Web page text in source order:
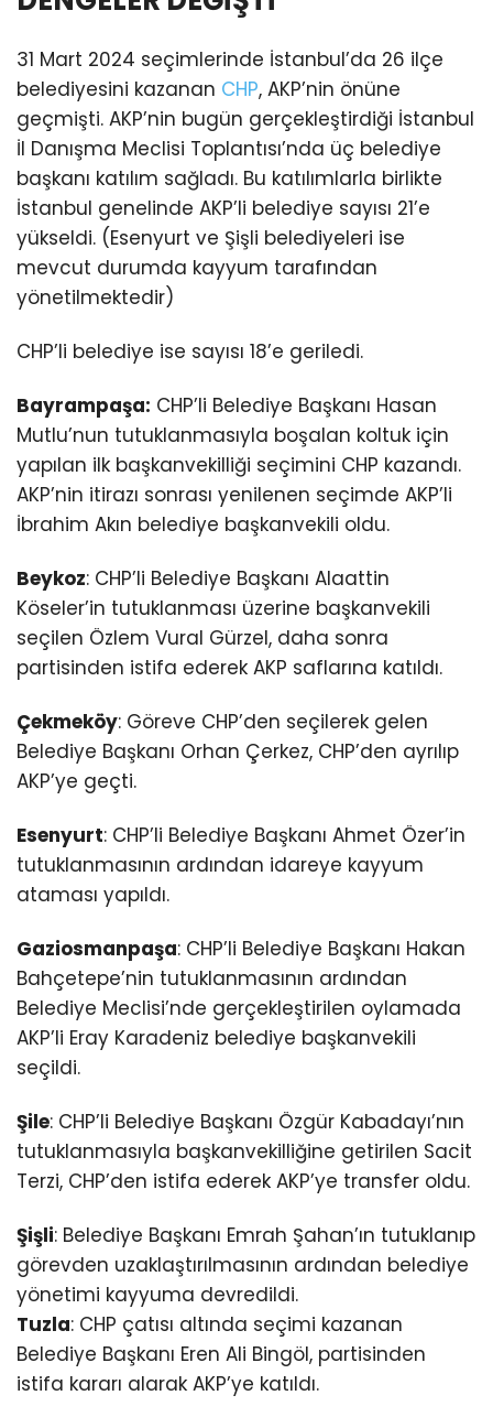
31 Mart 2024 seçimlerinde İstanbul’da 26 ilçe
belediyesini kazanan CHP, AKP’nin önüne
geçmişti. AKP’nin bugün gerçekleştirdiği İstanbul
İl Danışma Meclisi Toplantısı’nda üç belediye
başkanı katılım sağladı. Bu katılımlarla birlikte
İstanbul genelinde AKP’li belediye sayısı 21’e
yükseldi. (Esenyurt ve Şişli belediyeleri ise
mevcut durumda kayyum tarafından
yönetilmektedir)
CHP’li belediye ise sayısı 18’e geriledi.
Bayrampaşa: CHP’li Belediye Başkanı Hasan
Mutlu’nun tutuklanmasıyla boşalan koltuk için
yapılan ilk başkanvekilliği seçimini CHP kazandı.
AKP’nin itirazı sonrası yenilenen seçimde AKP’li
İbrahim Akın belediye başkanvekili oldu.
Beykoz: CHP’li Belediye Başkanı Alaattin
Köseler’in tutuklanması üzerine başkanvekili
seçilen Özlem Vural Gürzel, daha sonra
partisinden istifa ederek AKP saflarına katıldı.
Çekmeköy: Göreve CHP’den seçilerek gelen
Belediye Başkanı Orhan Çerkez, CHP’den ayrılıp
AKP’ye geçti.
Esenyurt: CHP’li Belediye Başkanı Ahmet Özer’in
tutuklanmasının ardından idareye kayyum
ataması yapıldı.
Gaziosmanpaşa: CHP’li Belediye Başkanı Hakan
Bahçetepe’nin tutuklanmasının ardından
Belediye Meclisi’nde gerçekleştirilen oylamada
AKP’li Eray Karadeniz belediye başkanvekili
seçildi.
Şile: CHP’li Belediye Başkanı Özgür Kabadayı’nın
tutuklanmasıyla başkanvekilliğine getirilen Sacit
Terzi, CHP’den istifa ederek AKP’ye transfer oldu.
Şişli: Belediye Başkanı Emrah Şahan’ın tutuklanıp
görevden uzaklaştırılmasının ardından belediye
yönetimi kayyuma devredildi.
Tuzla: CHP çatısı altında seçimi kazanan
Belediye Başkanı Eren Ali Bingöl, partisinden
istifa kararı alarak AKP’ye katıldı.